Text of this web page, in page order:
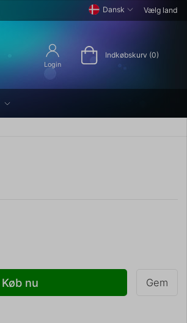
Dansk Vælg land
Login
Indkøbskurv (0)
Køb nu Gem